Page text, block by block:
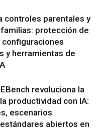
controles parentales y
protección de
y herramientas de
revoluciona la
productividad con IA:
escenarios
abiertos en